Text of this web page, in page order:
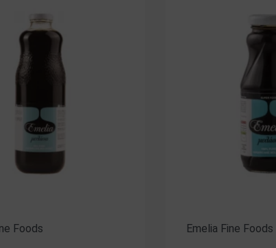
Foods Emelia Fine Foods